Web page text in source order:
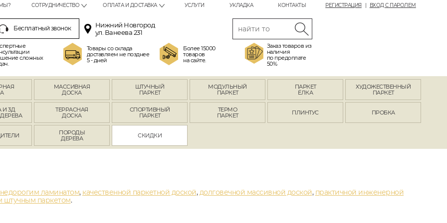
РЕГИСТРАЦИЯ ВХОД С ПАРОЛЕМ
СОТРУДНИЧЕСТВО ОПЛАТА И ДОСТАВКА УСЛУГИ УКЛАДКА КОНТАКТЫ
Бесплатный звонок
Нижний Новгород
ул. Ванеева 231
сложных
Товары со склада
доставляем не позднее
5 - дней
Более 15000
товаров
на сайте.
Заказ товаров из
наличия
по предоплате
50%
МАССИВНАЯ
ДОСКА
ШТУЧНЫЙ
ПАРКЕТ
МОДУЛЬНЫЙ
ПАРКЕТ
ПАРКЕТ
ЁЛКА
ХУДОЖЕСТВЕННЫЙ
ПАРКЕТ
И 3Д
ТЕРРАСНАЯ
ДОСКА
СПОРТИВНЫЙ
ПАРКЕТ
ТЕРМО
ПАРКЕТ
ПЛИНТУС ПРОБКА
ПОРОДЫ
ДЕРЕВА
СКИДКИ
недорогим ламинатом, качественной паркетной доской,долговечной массивной доской, практичной инженерной
паркетом.